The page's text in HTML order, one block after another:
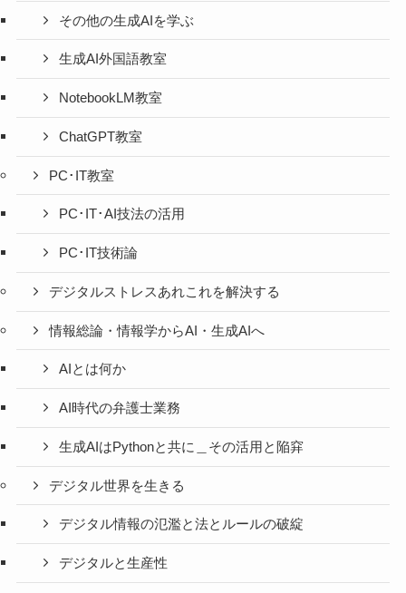
その他の生成AIを学ぶ
生成AI外国語教室
NotebookLM教室
ChatGPT教室
PC･IT教室
PC･IT･AI技法の活用
PC･IT技術論
デジタルストレスあれこれを解決する
情報総論・情報学からAI・生成AIへ
AIとは何か
AI時代の弁護士業務
生成AIはPythonと共に＿その活用と陥穽
デジタル世界を生きる
デジタル情報の氾濫と法とルールの破綻
デジタルと生産性